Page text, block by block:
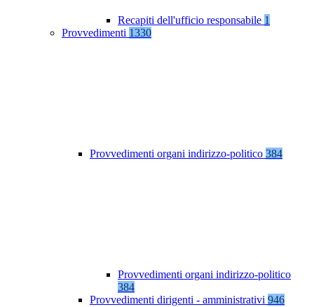
Recapiti dell'ufficio responsabile 1
Provvedimenti 1330
Provvedimenti organi indirizzo-politico 384
Provvedimenti organi indirizzo-politico
384
Provvedimenti dirigenti - amministrativi 946